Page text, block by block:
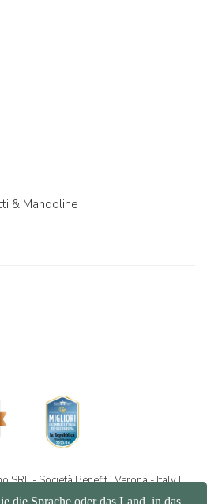
& Mandoline
SRL - Società Benefit | Verona - Italy |
| Certificazione BIO: IT-BIO-